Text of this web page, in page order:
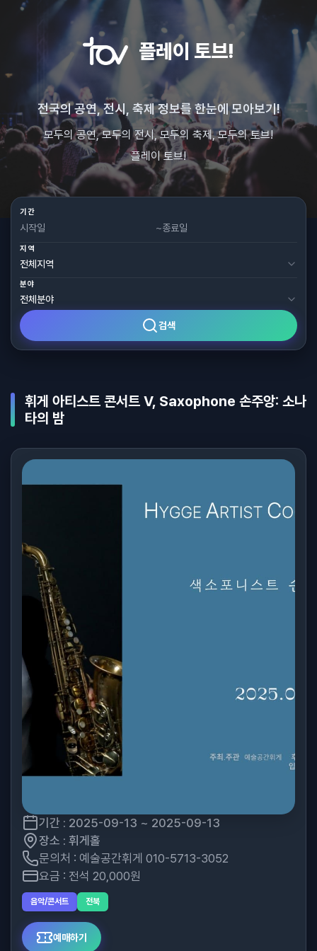
플레이 토브!
전국의 공연, 전시, 축제 정보를 한눈에 모아보기!
모두의 공연, 모두의 전시, 모두의 축제, 모두의 토브!
플레이 토브!
기간
~
지역
분야
검색
휘게 아티스트 콘서트 Ⅴ, Saxophone 손주앙: 소나
타의 밤
기간 : 2025-09-13 ~ 2025-09-13
장소 : 휘게홀
문의처 : 예술공간휘게 010-5713-3052
요금 : 전석 20,000원
음악/콘서트 전북
예매하기